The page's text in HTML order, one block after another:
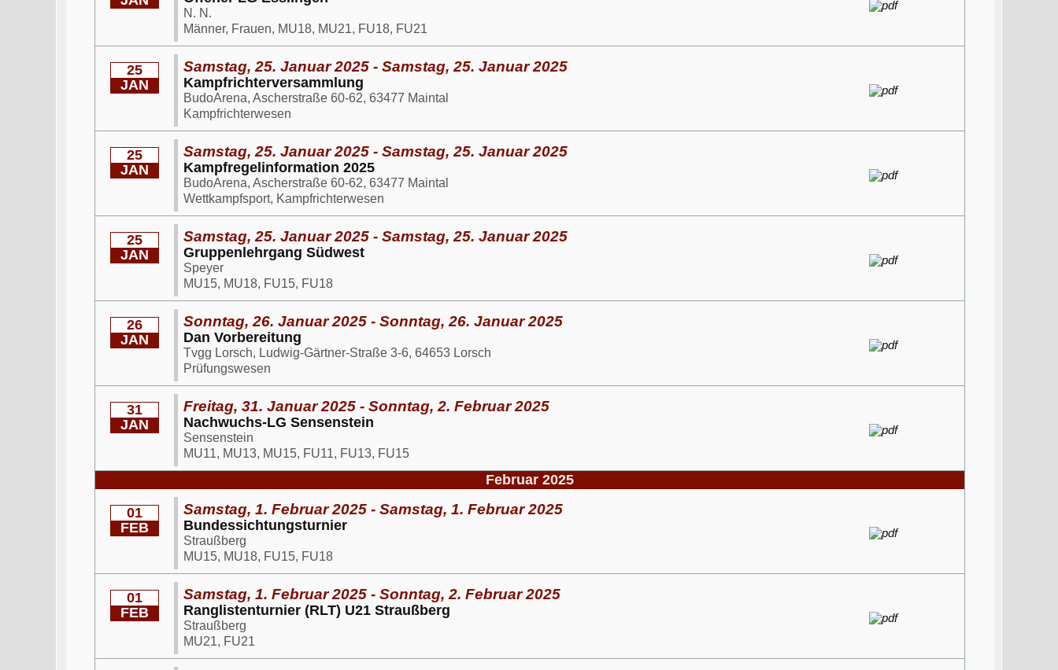
N. N.
Männer, Frauen, MU18, MU21, FU18, FU21
25
JAN
Samstag, 25. Januar 2025 - Samstag, 25. Januar 2025
Kampfrichterversammlung
BudoArena, Ascherstraße 60-62, 63477 Maintal
Kampfrichterwesen
25
JAN
Samstag, 25. Januar 2025 - Samstag, 25. Januar 2025
Kampfregelinformation 2025
BudoArena, Ascherstraße 60-62, 63477 Maintal
Wettkampfsport, Kampfrichterwesen
25
JAN
Samstag, 25. Januar 2025 - Samstag, 25. Januar 2025
Gruppenlehrgang Südwest
Speyer
MU15, MU18, FU15, FU18
26
JAN
Sonntag, 26. Januar 2025 - Sonntag, 26. Januar 2025
Dan Vorbereitung
Tvgg Lorsch, Ludwig-Gärtner-Straße 3-6, 64653 Lorsch
Prüfungswesen
31
JAN
Freitag, 31. Januar 2025 - Sonntag, 2. Februar 2025
Nachwuchs-LG Sensenstein
Sensenstein
MU11, MU13, MU15, FU11, FU13, FU15
Februar 2025
01
FEB
Samstag, 1. Februar 2025 - Samstag, 1. Februar 2025
Bundessichtungsturnier
Straußberg
MU15, MU18, FU15, FU18
01
FEB
Samstag, 1. Februar 2025 - Sonntag, 2. Februar 2025
Ranglistenturnier (RLT) U21 Straußberg
Straußberg
MU21, FU21